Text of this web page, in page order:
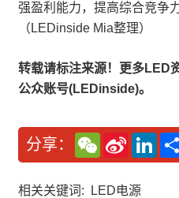
强盈利能力，提高综合竞争
（LEDinside Mia整理）
转载请标注来源！更多LED
公众账号(LEDinside)。
分享：
W
e
C
a
S
n
W
L
n
相关关键词: LED电源